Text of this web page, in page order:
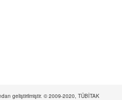
geliştirilmiştir. © 2009-2020, TÜBİTAK